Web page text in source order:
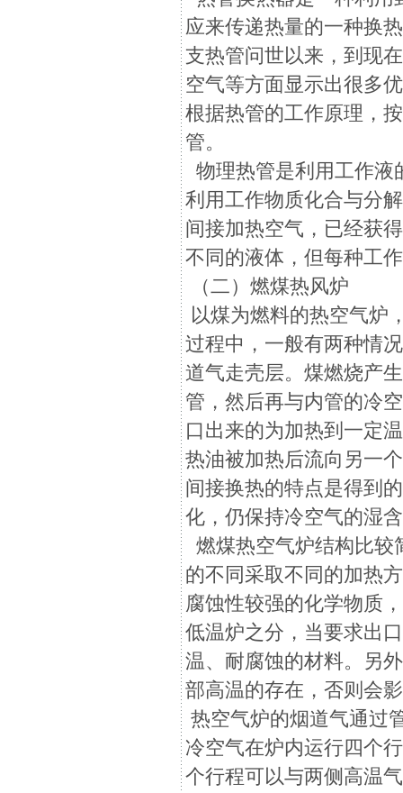
应来传递热量的一种换
支热管问世以来，到现
空气等方面显示出很多
根据热管的工作原理，
管。
物理热管是利用工作液
利用工作物质化合与分
间接加热空气，已经获
不同的液体，但每种工
（二）燃煤热风炉
以煤为燃料的热空气炉
过程中，一般有两种情
道气走壳层。煤燃烧产
管，然后再与内管的冷
口出来的为加热到一定
热油被加热后流向另一
间接换热的特点是得到
化，仍保持冷空气的湿
燃煤热空气炉结构比较
的不同采取不同的加热
腐蚀性较强的化学物质
低温炉之分，当要求出
温、耐腐蚀的材料。另
部高温的存在，否则会
热空气炉的烟道气通过
冷空气在炉内运行四个
个行程可以与两侧高温